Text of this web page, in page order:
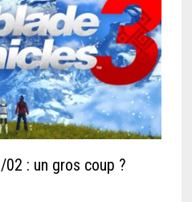
: un gros coup ?